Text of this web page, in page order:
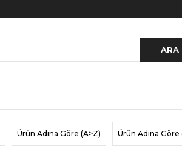
Ürün Adına Göre (A>Z) Ürün Adına Göre